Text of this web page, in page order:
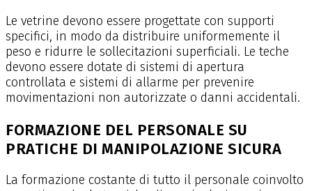
Le vetrine devono essere progettate con supporti
specifici, in modo da distribuire uniformemente il
peso e ridurre le sollecitazioni superficiali. Le teche
devono essere dotate di sistemi di apertura
controllata e sistemi di allarme per prevenire
movimentazioni non autorizzate o danni accidentali.
FORMAZIONE DEL PERSONALE SU
PRATICHE DI MANIPOLAZIONE SICURA
La formazione costante di tutto il personale coinvolto